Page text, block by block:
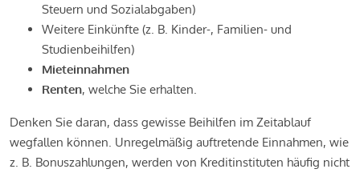
Steuern und Sozialabgaben)
Weitere Einkünfte (z. B. Kinder-, Familien- und
Studienbeihilfen)
Mieteinnahmen
Renten, welche Sie erhalten.
Denken Sie daran, dass gewisse Beihilfen im Zeitablauf
wegfallen können. Unregelmäßig auftretende Einnahmen, wie
z. B. Bonuszahlungen, werden von Kreditinstituten häufig nicht